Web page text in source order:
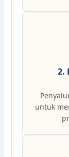
2.
untuk